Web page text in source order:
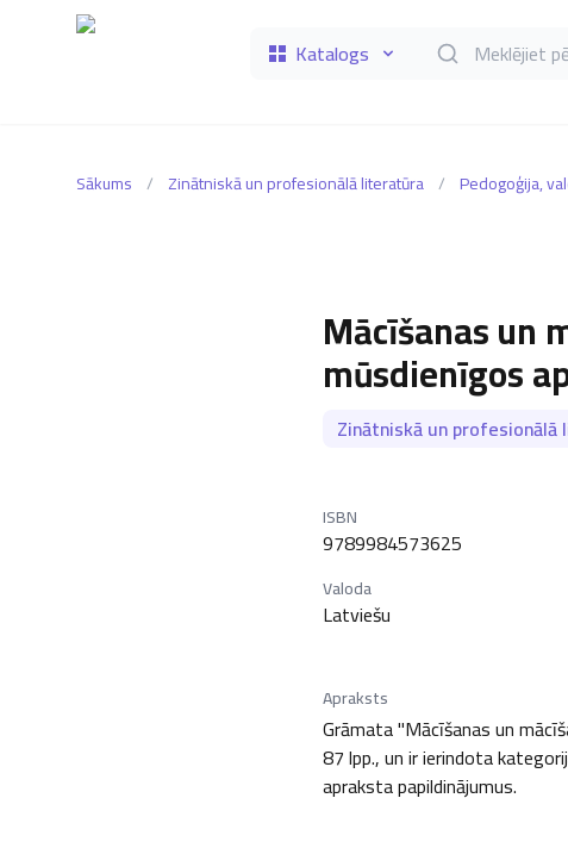
Katalogs Meklēt
Sākums / Zinātniskā un profesionālā literatūra / Pedogoģija,
Mācīšanas un
mūsdienīgos
Zinātniskā un
ISBN
9789984573625
Valoda
Latviešu
Apraksts
Grāmata "Mācīšanas un
87 lpp., un ir ierindota
apraksta papildinājumus.